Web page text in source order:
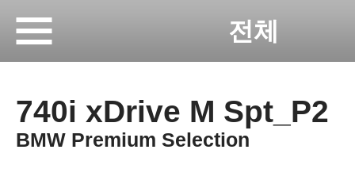
전체
740i xDrive M Spt_P2
BMW Premium Selection